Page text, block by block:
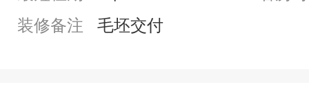
装修备注
毛坯交付